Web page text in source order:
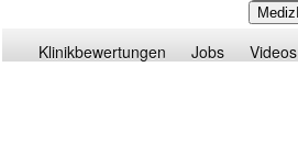
Klinikbewertungen Jobs Videos